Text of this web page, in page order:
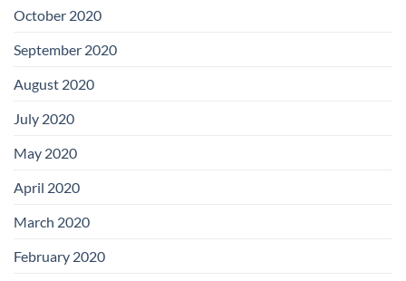
October 2020
September 2020
August 2020
July 2020
May 2020
April 2020
March 2020
February 2020